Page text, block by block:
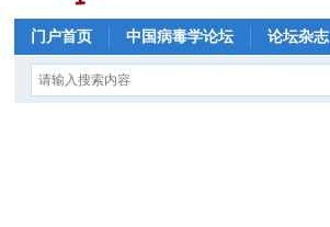
门户首页 中国病毒学论坛 论坛杂志